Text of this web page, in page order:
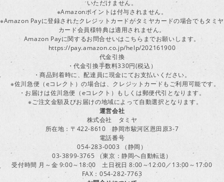
いただけません。
※Amazonポイントは付与されません。
※Amazon Payに登録されたクレジットカードがタミヤカードの場合でもタミヤ
カード会員様特典は適用されません。
Amazon Payに関するお問合せいはこちらまでお願いします。
https://pay.amazon.co.jp/help/202161900
代金引換
・代金引換手数料330円(税込）
・商品到着時に、配達員に現金にてお支払いください。
※佐川急便（eコレクト）の場合は、クレジットカードもご利用可能です。
・お届けは佐川急便（eコレクト）もしくは郵便代引となります。
※ご注文金額及びお届けの地域によって自動選択となります。
運営会社
株式会社 タミヤ
所在地：〒422-8610 静岡市駿河区恩田原3-7
電話番号
054-283-0003 （静岡）
03-3899-3765 （東京：静岡へ自動転送）
受付時間 月～金 9:00～18:00 土日祝日 8:00～12:00／13:00～17:00
FAX：054-282-7763